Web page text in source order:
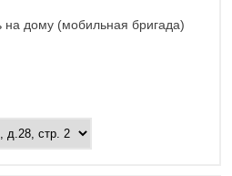
на дому (мобильная бригада)